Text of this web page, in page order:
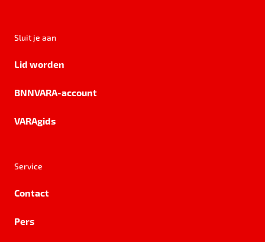
Sluit je aan
Lid worden
BNNVARA-account
VARAgids
Service
Contact
Pers